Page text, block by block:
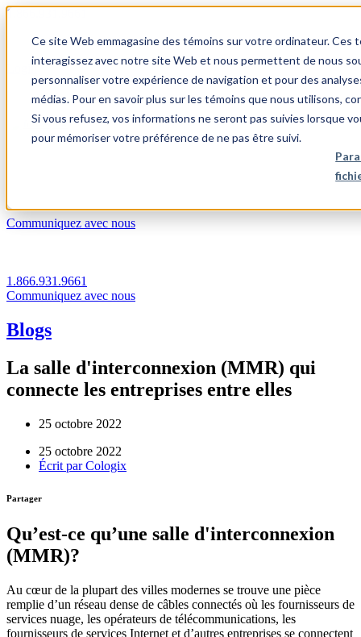
Ce site Web emmagasine des témoins sur votre ordinateur.
interagissez avec notre site Web et nous permettent de nous
personnaliser votre expérience de navigation et pour des
médias. Pour en savoir plus sur les témoins que nous utilisons,
Si vous refusez, vos informations ne seront pas suivies lorsque
pour mémoriser votre préférence de ne pas être suivi.
1.866.931.9661
Login
FR
Communiquez avec nous
1.866.931.9661
Communiquez avec nous
Blogs
La salle d'interconnexion (MMR) qui
connecte les entreprises entre elles
25 octobre 2022
25 octobre 2022
Écrit parCologix
Partager
Qu’est-ce qu’une salle d'interconnexion
(MMR)?
Au cœur de la plupart des villes modernes se trouve une pièce
remplie d’un réseau dense de câbles connectés où les fournisseurs de
services nuage, les opérateurs de télécommunications, les
fournisseurs de services Internet et d’autres entreprises se connectent